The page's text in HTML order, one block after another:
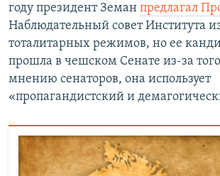
году президент Земан предлагал
Наблюдательный совет Института
тоталитарных режимов, но ее
прошла в чешском Сенате из-за
мнению сенаторов, она использует
«пропагандистский и